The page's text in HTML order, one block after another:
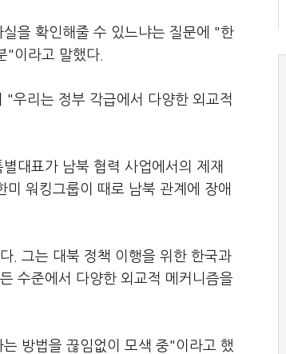
을 확인해줄 수 있느냐는 질문에 "한
"이라고 말했다.
우리는 정부 각급에서 다양한 외교적
대표가 남북 협력 사업에서의 제재
워킹그룹이 때로 남북 관계에 장애
. 그는 대북 정책 이행을 위한 한국과
수준에서 다양한 외교적 메커니즘을
방법을 끊임없이 모색 중"이라고 했